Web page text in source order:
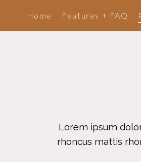
content
Home Features + FAQ
Lorem ipsum
rhoncus mattis